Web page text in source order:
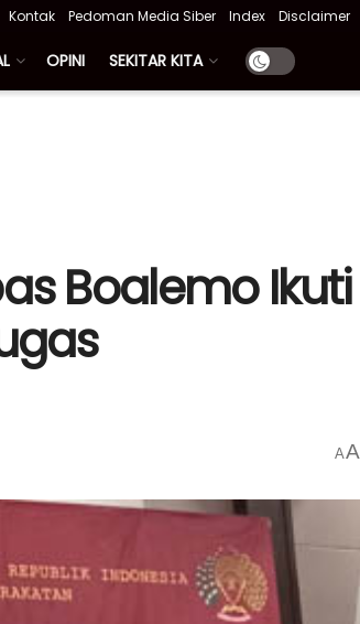
Kontak Pedoman Media Siber Index Disclaimer
OPINI SEKITAR KITA
Boalemo Ikuti
AA